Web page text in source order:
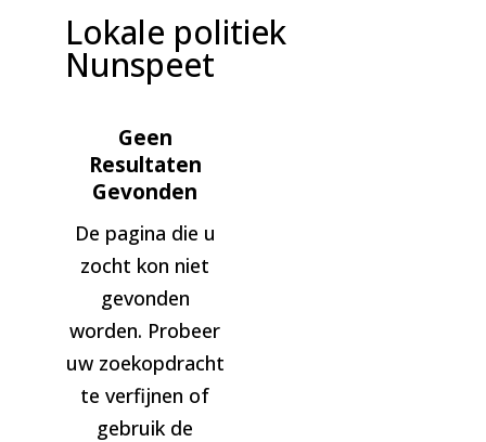
Lokale politiek
Nunspeet
Geen
Resultaten
Gevonden
De pagina die u
zocht kon niet
gevonden
worden. Probeer
uw zoekopdracht
te verfijnen of
gebruik de